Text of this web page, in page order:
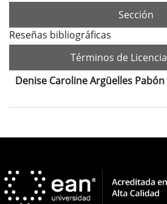
Sección
Reseñas bibliográficas
Términos de Licencia
Contenido
principal
del
Denise Caroline Argüelles Pabón
Detalles
artículo